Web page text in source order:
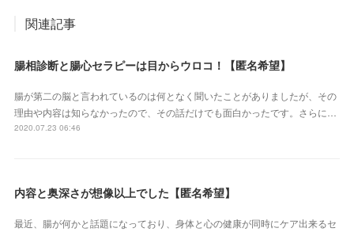
関連記事
腸相診断と腸心セラピーは目からウロコ！【匿名希望】
腸が第二の脳と言われているのは何となく聞いたことがありましたが、その
理由や内容は知らなかったので、その話だけでも面白かったです。さらに…
2020.07.23 06:46
内容と奥深さが想像以上でした【匿名希望】
最近、腸が何かと話題になっており、身体と心の健康が同時にケア出来るセ